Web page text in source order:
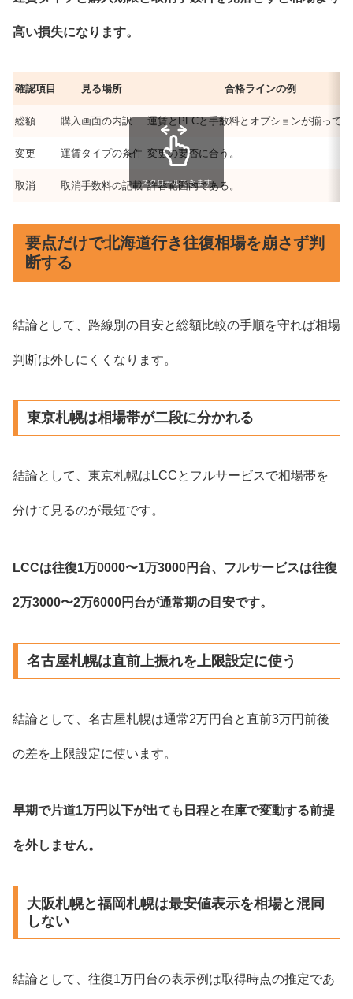
高い損失になります。
確認項目 見る場所 合格ラインの例
総額 購入画面の内訳 運賃とPFCと手数料とオプションが揃って
変更 運賃タイプの条件 変更の要否に合う。
取消 取消手数料の記載 許容範囲内である。
スクロールできます
要点だけで北海道行き往復相場を崩さず判
断する
結論として、路線別の目安と総額比較の手順を守れば相場
判断は外しにくくなります。
東京札幌は相場帯が二段に分かれる
結論として、東京札幌はLCCとフルサービスで相場帯を
分けて見るのが最短です。
LCCは往復1万0000〜1万3000円台、フルサービスは往復
2万3000〜2万6000円台が通常期の目安です。
名古屋札幌は直前上振れを上限設定に使う
結論として、名古屋札幌は通常2万円台と直前3万円前後
の差を上限設定に使います。
早期で片道1万円以下が出ても日程と在庫で変動する前提
を外しません。
大阪札幌と福岡札幌は最安値表示を相場と混同
しない
結論として、往復1万円台の表示例は取得時点の推定であ